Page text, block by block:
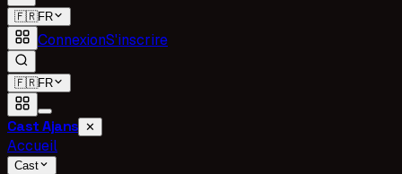
🇫🇷FR
ConnexionS'inscrire
🇫🇷FR
Cast Ajans ✕
Accueil
Cast